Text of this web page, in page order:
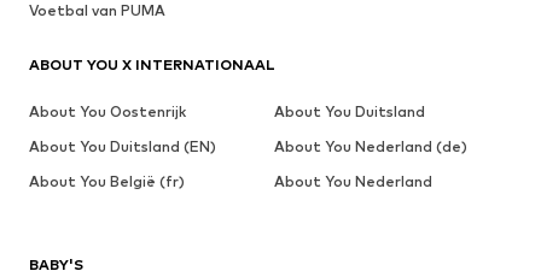
BABY'S
Voetbal van PUMA
ABOUT YOU X INTERNATIONAAL
About You Oostenrijk
About You Duitsland
About You Duitsland (EN)
About You Nederland (de)
About You België (fr)
About You Nederland